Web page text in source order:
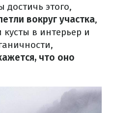
достичь этого,
вокруг участка,
кусты в интерьер и
что оно